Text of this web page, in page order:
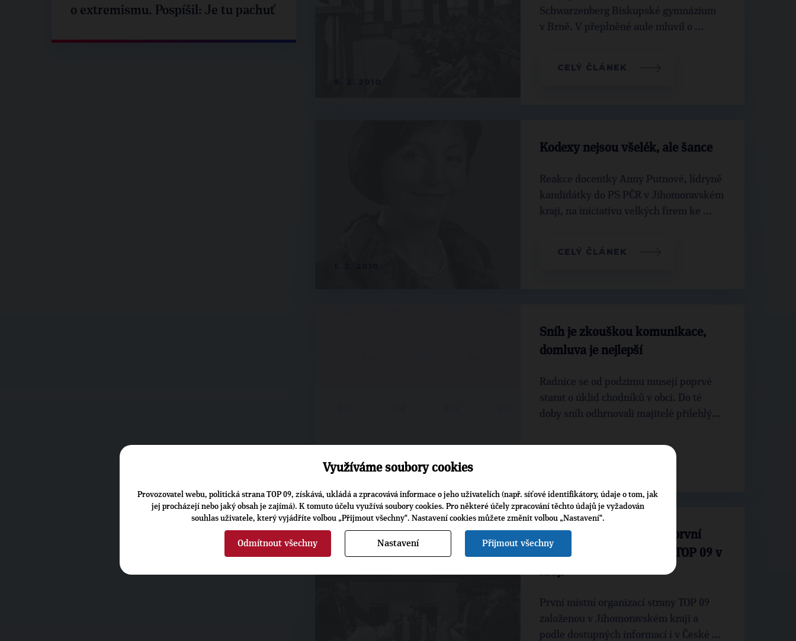
o extremismu. Pospíšil: Je tu pachuť
Schwarzenberg Biskupské gymnázium
v Brně. V přeplněné aule mluvil o ...
CELÝ ČLÁNEK
Kodexy nejsou všelék, ale šance
Reakce docentky Anny Putnové, lídryně
kandidátky do PS PČR v Jihomoravském
kraji, na iniciativu velkých firem ke ...
CELÝ ČLÁNEK
1. 2. 2010
Sníh je zkouškou komunikace,
domluva je nejlepší
Radnice se od podzimu musejí poprvé
starat o úklid chodníků v obci. Do té
doby sníh odhrnovali majitelé přilehlý...
Brno - Kohoutovice jsou první
místní organizací strany TOP 09 v
kraji
První místní organizací strany TOP 09
založenou v Jihomoravském kraji a
podle dostupných informací i v České ...
Využíváme soubory cookies
Provozovatel webu, politická strana TOP 09, získává, ukládá a zpracovává informace o jeho uživatelích (např. síťové identifikátory, údaje o tom, jak
jej procházejí nebo jaký obsah je zajímá). K tomuto účelu využívá soubory cookies. Pro některé účely zpracování těchto údajů je vyžadován
souhlas uživatele, který vyjádříte volbou „Přijmout všechny“. Nastavení cookies můžete změnit volbou „Nastavení“.
Odmítnout všechny Nastavení Přijmout všechny